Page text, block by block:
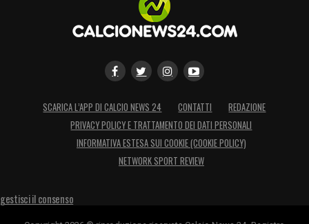
SCARICA L’APP DI CALCIO NEWS 24 CONTATTI
REDAZIONE
PRIVACY POLICY E TRATTAMENTO DEI DATI PERSONALI
INFORMATIVA ESTESA SUI COOKIE (COOKIE POLICY)
NETWORK SPORT REVIEW
gestisci il consenso